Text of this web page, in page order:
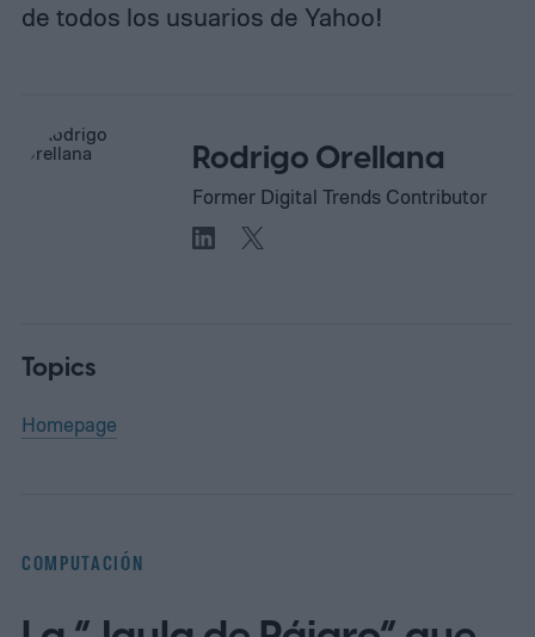
de todos los usuarios de Yahoo!
Rodrigo Orellana
Former Digital Trends Contributor
Topics
Homepage
COMPUTACIÓN